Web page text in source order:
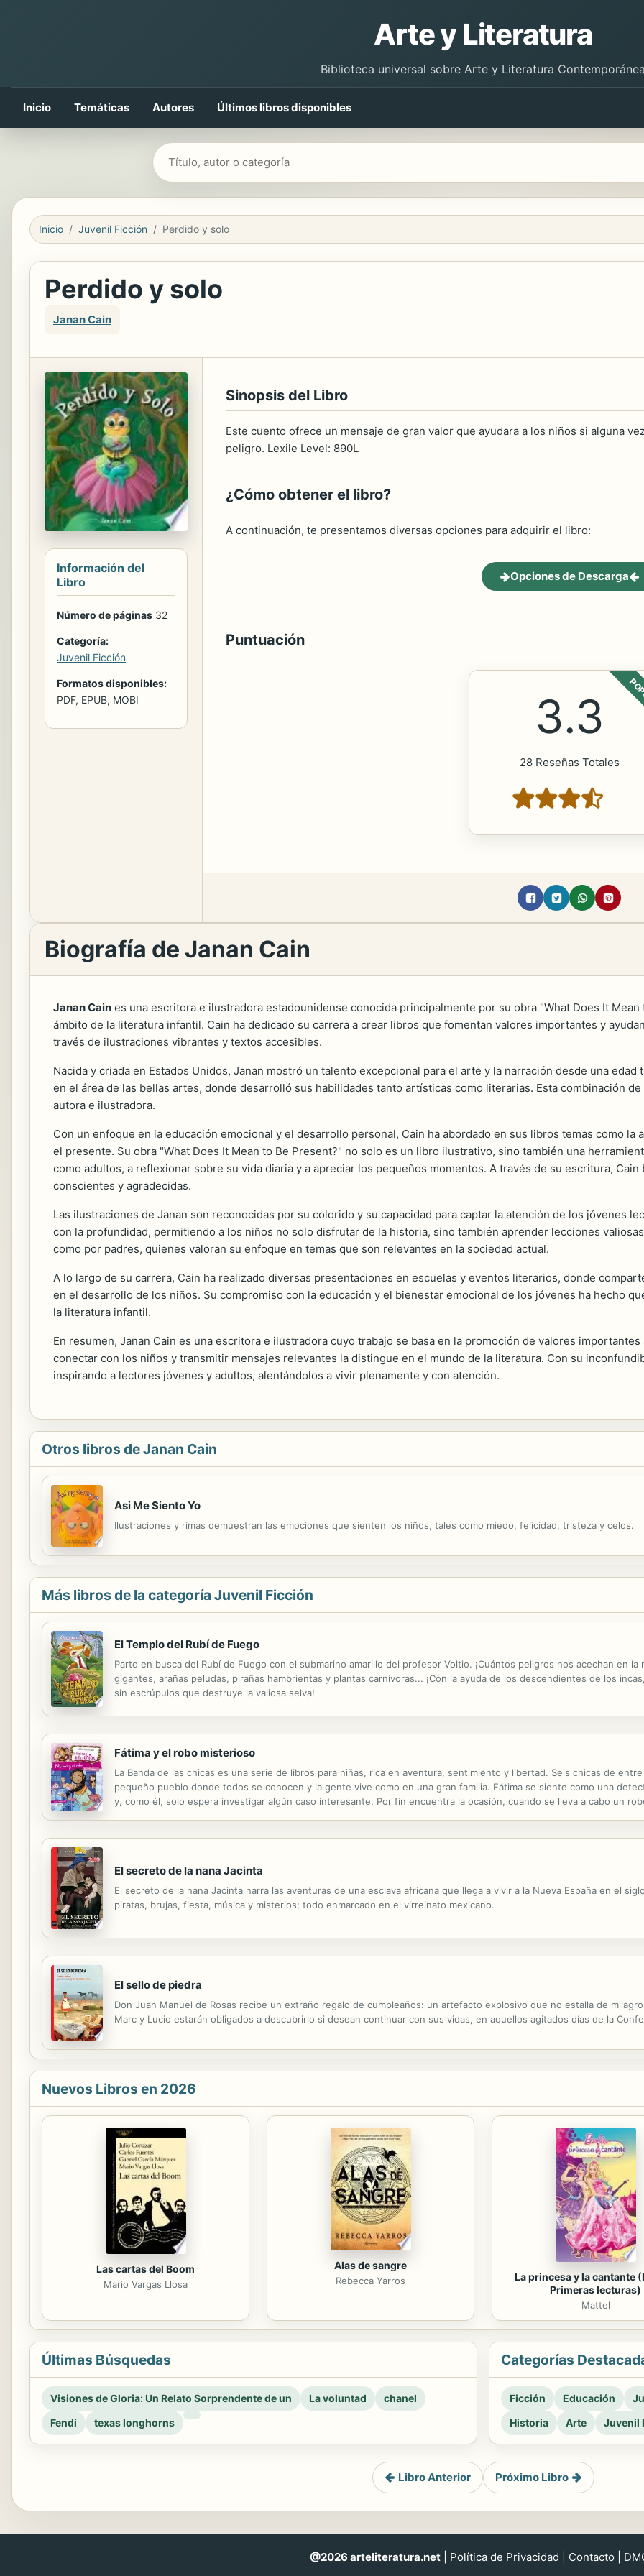
Arte y Literatura
Biblioteca universal sobre Arte y Literatura
Inicio Temáticas Autores Últimos libros disponibles
Buscar libros
Inicio Juvenil Ficción Perdido y solo
Perdido y solo
Janan Cain
Información del
Libro
Número de páginas 32
Categoría:
Juvenil Ficción
Formatos disponibles:
PDF, EPUB, MOBI
Sinopsis del Libro
Este cuento ofrece un mensaje de gran valor que ayudara a los niños si alguna
peligro. Lexile Level: 890L
¿Cómo obtener el libro?
A continuación, te presentamos diversas opciones para adquirir el libro:
Opciones de Descarga
Puntuación
3.3
28 Reseñas Totales
Biografía de Janan Cain
Janan Cain es una escritora e ilustradora estadounidense conocida principalmente por su obra "What Does It
ámbito de la literatura infantil. Cain ha dedicado su carrera a crear libros que fomentan valores importantes y
través de ilustraciones vibrantes y textos accesibles.
Nacida y criada en Estados Unidos, Janan mostró un talento excepcional para el arte y la narración desde una
en el área de las bellas artes, donde desarrolló sus habilidades tanto artísticas como literarias. Esta combinación
autora e ilustradora.
Con un enfoque en la educación emocional y el desarrollo personal, Cain ha abordado en sus libros temas como
el presente. Su obra "What Does It Mean to Be Present?" no solo es un libro ilustrativo, sino también una
como adultos, a reflexionar sobre su vida diaria y a apreciar los pequeños momentos. A través de su escritura,
conscientes y agradecidas.
Las ilustraciones de Janan son reconocidas por su colorido y su capacidad para captar la atención de los jóvenes
con la profundidad, permitiendo a los niños no solo disfrutar de la historia, sino también aprender lecciones
como por padres, quienes valoran su enfoque en temas que son relevantes en la sociedad actual.
A lo largo de su carrera, Cain ha realizado diversas presentaciones en escuelas y eventos literarios, donde
en el desarrollo de los niños. Su compromiso con la educación y el bienestar emocional de los jóvenes ha hecho
la literatura infantil.
En resumen, Janan Cain es una escritora e ilustradora cuyo trabajo se basa en la promoción de valores
conectar con los niños y transmitir mensajes relevantes la distingue en el mundo de la literatura. Con su
inspirando a lectores jóvenes y adultos, alentándolos a vivir plenamente y con atención.
Otros libros de Janan Cain
Asi Me Siento Yo
Ilustraciones y rimas demuestran las emociones que sienten los niños, tales como miedo, felicidad, tristeza y celos.
Más libros de la categoría Juvenil Ficción
El Templo del Rubí de Fuego
Parto en busca del Rubí de Fuego con el submarino amarillo del profesor Voltio. ¡Cuántos peligros nos acechan en la
gigantes, arañas peludas, pirañas hambrientas y plantas carnívoras... ¡Con la ayuda de los descendientes de los
sin escrúpulos que destruye la valiosa selva!
Fátima y el robo misterioso
La Banda de las chicas es una serie de libros para niñas, rica en aventura, sentimiento y libertad. Seis chicas de
pequeño pueblo donde todos se conocen y la gente vive como en una gran familia. Fátima se siente como una
y, como él, solo espera investigar algún caso interesante. Por fin encuentra la ocasión, cuando se lleva a cabo un
El secreto de la nana Jacinta
El secreto de la nana Jacinta narra las aventuras de una esclava africana que llega a vivir a la Nueva España en el
piratas, brujas, fiesta, música y misterios; todo enmarcado en el virreinato mexicano.
El sello de piedra
Don Juan Manuel de Rosas recibe un extraño regalo de cumpleaños: un artefacto explosivo que no estalla de
Marc y Lucio estarán obligados a descubrirlo si desean continuar con sus vidas, en aquellos agitados días de la
Nuevos Libros en 2026
Las cartas del Boom
Mario Vargas Llosa
Alas de sangre
Rebecca Yarros
La princesa y la cantante
Primeras lecturas)
Mattel
Últimas Búsquedas
Visiones de Gloria: Un Relato Sorprendente de un La voluntad
chanel
Fendi
texas longhorns
Categorías
Ficción Educación
Historia
Arte Juvenil
Libro Anterior Próximo Libro
@2026 arteliteratura.net Política de Privacidad Contacto